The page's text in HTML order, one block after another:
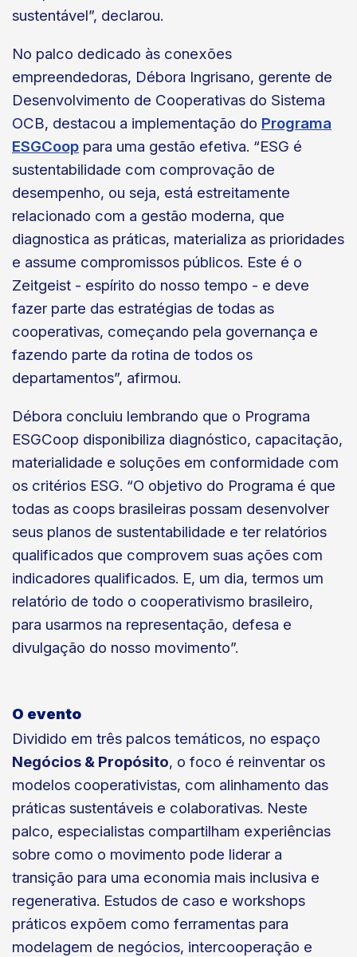
sustentável”, declarou.
No palco dedicado às conexões
empreendedoras, Débora Ingrisano, gerente de
Desenvolvimento de Cooperativas do Sistema
OCB, destacou a implementação do Programa
ESGCoop para uma gestão efetiva. “ESG é
sustentabilidade com comprovação de
desempenho, ou seja, está estreitamente
relacionado com a gestão moderna, que
diagnostica as práticas, materializa as prioridades
e assume compromissos públicos. Este é o
Zeitgeist - espírito do nosso tempo - e deve
fazer parte das estratégias de todas as
cooperativas, começando pela governança e
fazendo parte da rotina de todos os
departamentos”, afirmou.
Débora concluiu lembrando que o Programa
ESGCoop disponibiliza diagnóstico, capacitação,
materialidade e soluções em conformidade com
os critérios ESG. “O objetivo do Programa é que
todas as coops brasileiras possam desenvolver
seus planos de sustentabilidade e ter relatórios
qualificados que comprovem suas ações com
indicadores qualificados. E, um dia, termos um
relatório de todo o cooperativismo brasileiro,
para usarmos na representação, defesa e
divulgação do nosso movimento”.
O evento
Dividido em três palcos temáticos, no espaço
Negócios & Propósito, o foco é reinventar os
modelos cooperativistas, com alinhamento das
práticas sustentáveis e colaborativas. Neste
palco, especialistas compartilham experiências
sobre como o movimento pode liderar a
transição para uma economia mais inclusiva e
regenerativa. Estudos de caso e workshops
práticos expõem como ferramentas para
modelagem de negócios, intercooperação e